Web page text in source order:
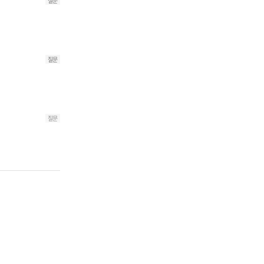
질문
질문